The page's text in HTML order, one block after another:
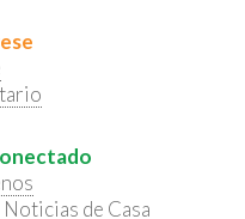
de Casa